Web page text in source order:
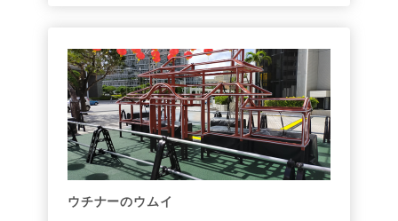
ウチナーのウムイ